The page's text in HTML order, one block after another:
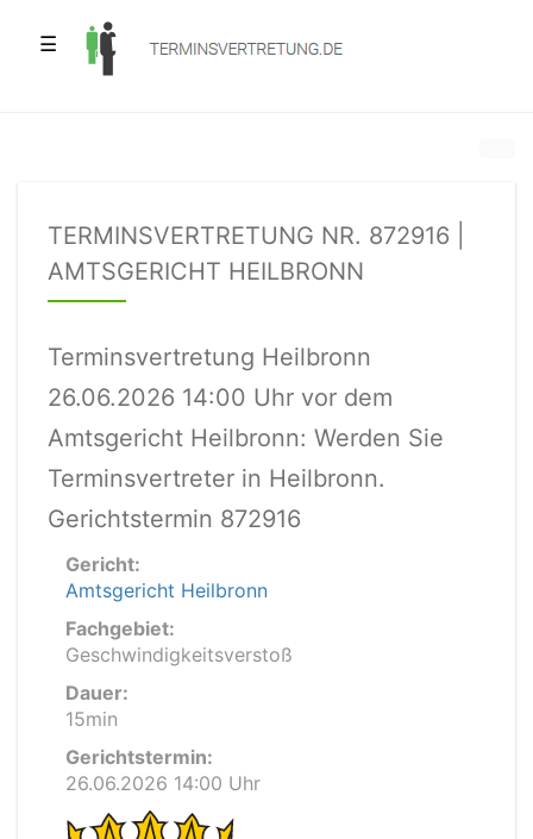
☰
TERMINSVERTRETUNG NR. 872916 |
AMTSGERICHT HEILBRONN
Terminsvertretung Heilbronn
26.06.2026 14:00 Uhr vor dem
Amtsgericht Heilbronn: Werden Sie
Terminsvertreter in Heilbronn.
Gerichtstermin 872916
Gericht:
Amtsgericht Heilbronn
Fachgebiet:
Geschwindigkeitsverstoß
Dauer:
15min
Gerichtstermin:
26.06.2026 14:00 Uhr